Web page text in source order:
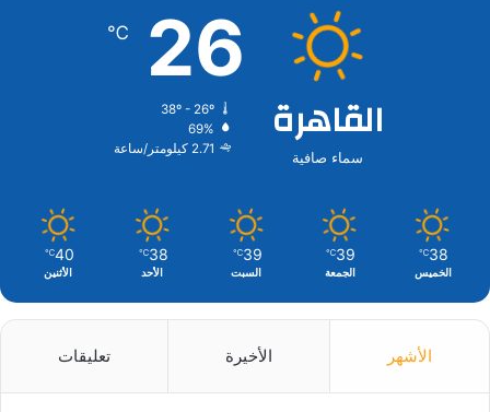
القاهرة
سماء صافية
26
℃
38º - 26º
69%
2.71 كيلومتر/ساعة
38
℃
الخميس
39
℃
الجمعة
39
℃
السبت
38
℃
الأحد
40
℃
الأثنين
الأشهر الأخيرة تعليقات